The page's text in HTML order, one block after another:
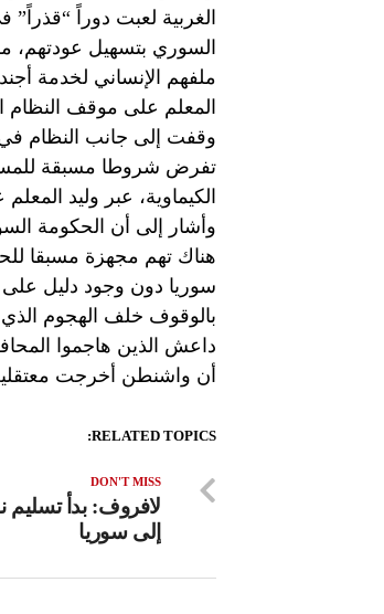
الغربية لعبت دوراً
السوري بتسهيل عودتهم،
ملفهم الإنساني لخدمة
المعلم على موقف النظام
وقفت إلى جانب النظام
تفرض شروطا مسبقة
الكيماوية، عبر وليد
وأشار إلى أن الحكومة
هناك تهم مجهزة مسبقا
سوريا دون وجود دليل على
داعش الذين هاجموا
أن واشنطن أخرجت
RELATED TOPICS:
DON'T MISS
إلى سوريا